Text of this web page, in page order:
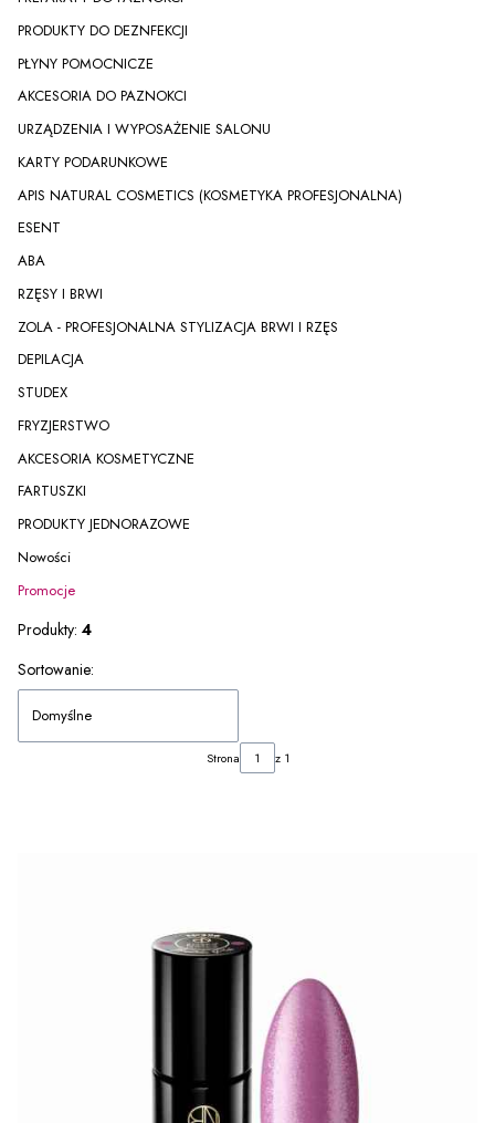
PRODUKTY DO DEZNFEKCJI
PŁYNY POMOCNICZE
AKCESORIA DO PAZNOKCI
URZĄDZENIA I WYPOSAŻENIE SALONU
KARTY PODARUNKOWE
APIS NATURAL COSMETICS (KOSMETYKA PROFESJONALNA)
ESENT
ABA
RZĘSY I BRWI
ZOLA - PROFESJONALNA STYLIZACJA BRWI I RZĘS
DEPILACJA
STUDEX
FRYZJERSTWO
AKCESORIA KOSMETYCZNE
FARTUSZKI
PRODUKTY JEDNORAZOWE
Nowości
Promocje
Koniec menu
Produkty: 4
Lista produktów
Sortowanie:
Domyślne
Strona z 1